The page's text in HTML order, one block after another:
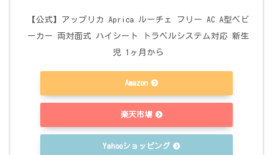
【公式】アップリカ Aprica ルーチェ フリー AC A型ベビ
ーカー 両対面式 ハイシート トラベルシステム対応 新生
児 1ヶ月から
Amazon
楽天市場
Yahooショッピング